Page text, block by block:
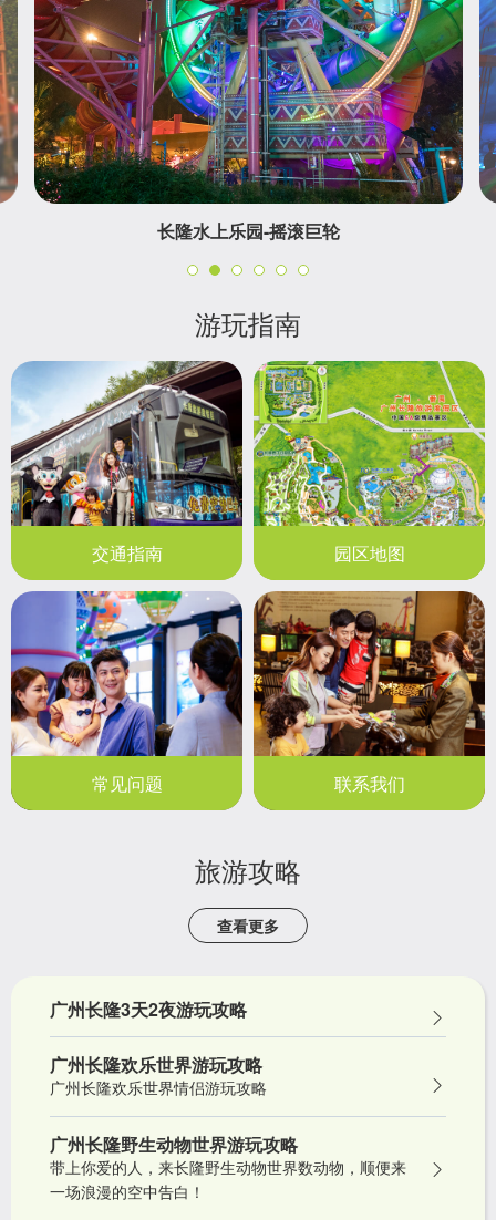
长隆水上乐园-摇滚巨轮
游玩指南
交通指南 园区地图
常见问题 联系我们
旅游攻略
查看更多
广州长隆3天2夜游玩攻略
广州长隆欢乐世界游玩攻略
广州长隆欢乐世界情侣游玩攻略
广州长隆野生动物世界游玩攻略
带上你爱的人，来长隆野生动物世界数动物，顺便来
一场浪漫的空中告白！